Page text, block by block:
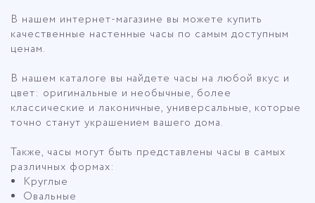
Описание для категории Часы
В нашем интернет-магазине вы можете купить
качественные настенные часы по самым доступным
ценам.
В нашем каталоге вы найдете часы на любой вкус и
цвет: оригинальные и необычные, более
классические и лаконичные, универсальные, которые
точно станут украшением вашего дома.
Также, часы могут быть представлены часы в самых
различных формах:
Круглые
Овальные